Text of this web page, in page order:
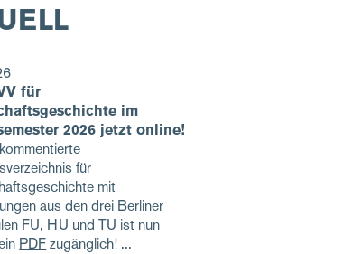
für
im
2026 jetzt online!
für
mit
aus den drei Berliner
FU, HU und TU ist nun
PDFzugänglich!